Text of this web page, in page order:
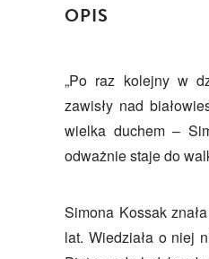
OPIS
„Po raz kolejny w
zawisły nad
wielka duchem –
odważnie staje do
Simona Kossak
lat. Wiedziała o niej